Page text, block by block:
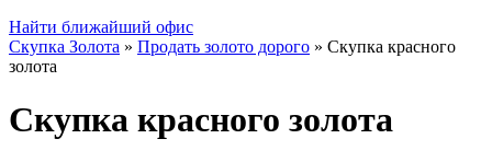
Найти ближайший офис
Скупка Золота » Продать золото дорого » Скупка красного
золота
Скупка красного золота